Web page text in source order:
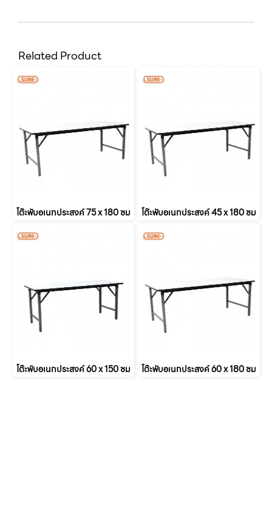
Related Product
โต๊ะพับอเนกประสงค์ 75 x 180 ซม โต๊ะพับอเนกประสงค์ 45 x 180 ซม
โต๊ะพับอเนกประสงค์ 60 x 150 ซม โต๊ะพับอเนกประสงค์ 60 x 180 ซม